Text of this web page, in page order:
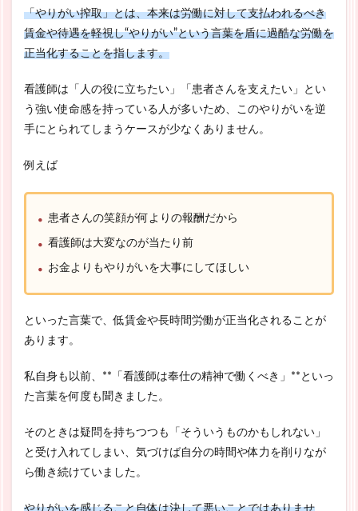
「やりがい搾取」とは、本来は労働に対して支払われるべき
賃金や待遇を軽視し“やりがい”という言葉を盾に過酷な労働を
正当化することを指します。
看護師は「人の役に立ちたい」「患者さんを支えたい」とい
う強い使命感を持っている人が多いため、このやりがいを逆
手にとられてしまうケースが少なくありません。
例えば
患者さんの笑顔が何よりの報酬だから
看護師は大変なのが当たり前
お金よりもやりがいを大事にしてほしい
といった言葉で、低賃金や長時間労働が正当化されることが
あります。
私自身も以前、**「看護師は奉仕の精神で働くべき」**といっ
た言葉を何度も聞きました。
そのときは疑問を持ちつつも「そういうものかもしれない」
と受け入れてしまい、気づけば自分の時間や体力を削りなが
ら働き続けていました。
やりがいを感じること自体は決して悪いことではありませ